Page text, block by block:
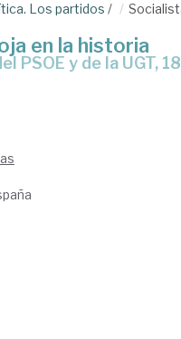
Los partidos /
en la historia
PSOE y de la UGT,